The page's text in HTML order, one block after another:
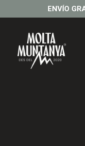
ENVÍO